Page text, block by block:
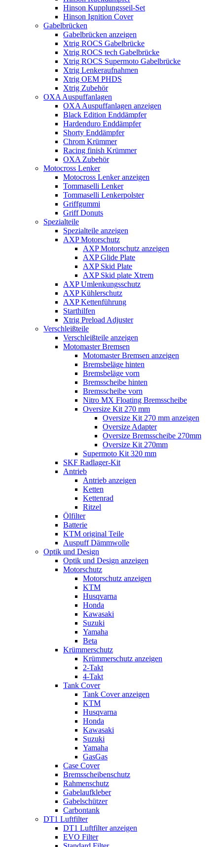
Hinson Kupplungsseil-Set
Hinson Ignition Cover
Gabelbrücken
Gabelbrücken anzeigen
Xtrig ROCS Gabelbrücke
Xtrig ROCS tech Gabelbrücke
Xtrig ROCS Supermoto Gabelbrücke
Xtrig Lenkeraufnahmen
Xtrig OEM PHDS
Xtrig Zubehör
OXA Auspuffanlagen
OXA Auspuffanlagen anzeigen
Black Edition Enddämpfer
Hardenduro Enddämpfer
Shorty Enddämpfer
Chrom Krümmer
Racing finish Krümmer
OXA Zubehör
Motocross Lenker
Motocross Lenker anzeigen
Tommaselli Lenker
Tommaselli Lenkerpolster
Griffgummi
Griff Donuts
Spezialteile
Spezialteile anzeigen
AXP Motorschutz
AXP Motorschutz anzeigen
AXP Glide Plate
AXP Skid Plate
AXP Skid plate Xtrem
AXP Umlenkungsschutz
AXP Kühlerschutz
AXP Kettenführung
Starthilfen
Xtrig Preload Adjuster
Verschleißteile
Verschleißteile anzeigen
Motomaster Bremsen
Motomaster Bremsen anzeigen
Bremsbeläge hinten
Bremsbeläge vorn
Bremsscheibe hinten
Bremsscheibe vorn
Nitro MX Floating Bremsscheibe
Oversize Kit 270 mm
Oversize Kit 270 mm anzeigen
Oversize Adapter
Oversize Bremsscheibe 270mm
Oversize Kit 270mm
Supermoto Kit 320 mm
SKF Radlager-Kit
Antrieb
Antrieb anzeigen
Ketten
Kettenrad
Ritzel
Ölfilter
Batterie
KTM original Teile
Auspuff Dämmwolle
Optik und Design
Optik und Design anzeigen
Motorschutz
Motorschutz anzeigen
KTM
Husqvarna
Honda
Kawasaki
Suzuki
Yamaha
Beta
Krümmerschutz
Krümmerschutz anzeigen
2-Takt
4-Takt
Tank Cover
Tank Cover anzeigen
KTM
Husqvarna
Honda
Kawasaki
Suzuki
Yamaha
GasGas
Case Cover
Bremsscheibenschutz
Rahmenschutz
Gabelaufkleber
Gabelschützer
Carbontank
DT1 Luftfilter
DT1 Luftfilter anzeigen
EVO Filter